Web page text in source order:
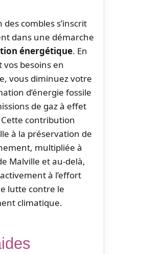
des combles s’inscrit
dans une démarche
énergétique. En
vos besoins en
vous diminuez votre
d’énergie fossile
de gaz à effet
contribution
à la préservation de
multipliée à
Malville et au-delà,
à l’effort
lutte contre le
climatique.